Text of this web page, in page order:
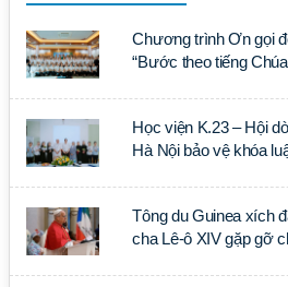
Chương trình Ơn gọi
“Bước theo tiếng Chúa
Học viện K.23 – Hội
Hà Nội bảo vệ khóa
Tông du Guinea xích
cha Lê-ô XIV gặp gỡ